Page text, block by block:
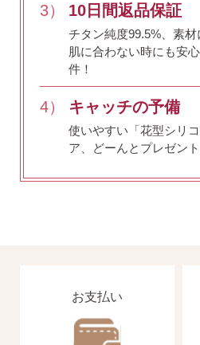
ギフト
に「お渡し用バック」と季節に合
3） 10日間返品保証
チタン純度99.5%、素材
肌に合わない時にも安
件！
4） キャッチの予備
使いやすい「花型シリ
ア、どーんとプレゼン
お支払い